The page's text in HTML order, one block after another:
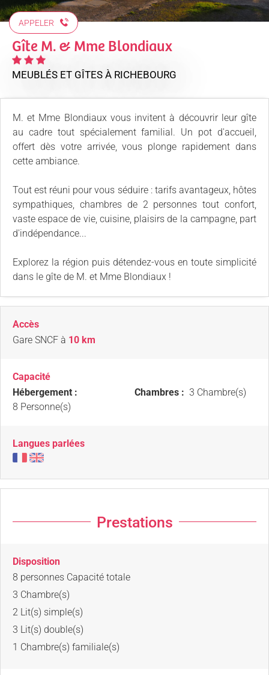
APPELER
Gîte M. & Mme Blondiaux
MEUBLÉS ET GÎTES À RICHEBOURG
M. et Mme Blondiaux vous invitent à découvrir leur gîte
au cadre tout spécialement familial. Un pot d'accueil,
offert dès votre arrivée, vous plonge rapidement dans
cette ambiance.
Tout est réuni pour vous séduire : tarifs avantageux, hôtes
sympathiques, chambres de 2 personnes tout confort,
vaste espace de vie, cuisine, plaisirs de la campagne, part
d'indépendance...
Explorez la région puis détendez-vous en toute simplicité
dans le gîte de M. et Mme Blondiaux !
Accès
Gare SNCF à 10 km
Capacité
Hébergement :
8 Personne(s)
Chambres : 3 Chambre(s)
Langues parlées
Prestations
Disposition
8 personnes Capacité totale
3 Chambre(s)
2 Lit(s) simple(s)
3 Lit(s) double(s)
1 Chambre(s) familiale(s)